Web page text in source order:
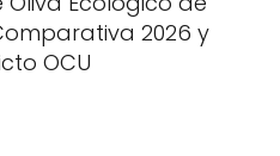
2026 y
OCU